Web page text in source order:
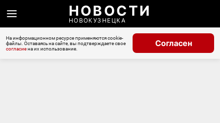
НОВОСТИ
НОВОКУЗНЕЦКА
На информационном ресурсе применяются cookie-
файлы. Оставаясь на сайте, вы подтверждаете свое
согласиена их использование.
Согласен